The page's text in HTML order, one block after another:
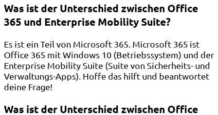
Was ist der Unterschied zwischen Office
365 und Enterprise Mobility Suite?
Es ist ein Teil von Microsoft 365. Microsoft 365 ist
Office 365 mit Windows 10 (Betriebssystem) und der
Enterprise Mobility Suite (Suite von Sicherheits- und
Verwaltungs-Apps). Hoffe das hilft und beantwortet
deine Frage!
Was ist der Unterschied zwischen Office